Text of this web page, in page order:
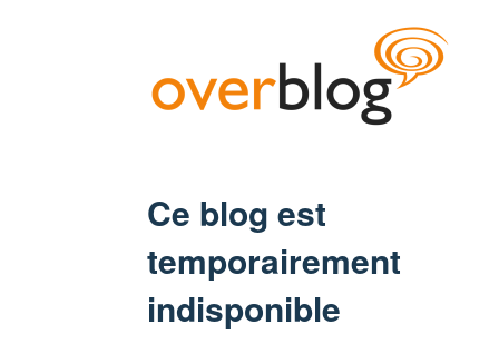
Ce blog est
temporairement
indisponible